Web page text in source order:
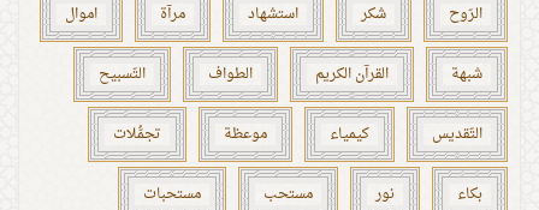
الرّوح شكر استشهاد مرآة اموال
شبهة القرآن الكريم الطواف التّسبيح
التّقديس كيمياء موعظة تجمُّلات
بكاء نور مستحب مستحبات